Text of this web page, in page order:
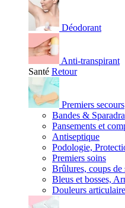
Déodorant
Anti-transpirant
Santé Retour
Premiers secours
Bandes &
Pansements et
Antiseptique
Podologie,
Premiers soins
Brûlures, coups de
Bleus et bosses,
Douleurs